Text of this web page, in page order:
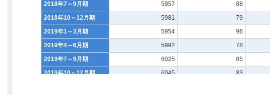
2018年7～9月期
5957 88
2018年10～12月期
5981 79
2019年1～3月期
5954 96
2019年4～6月期
5992 78
2019年7～9月期
6025 85
2019年10～12月期
6045 83